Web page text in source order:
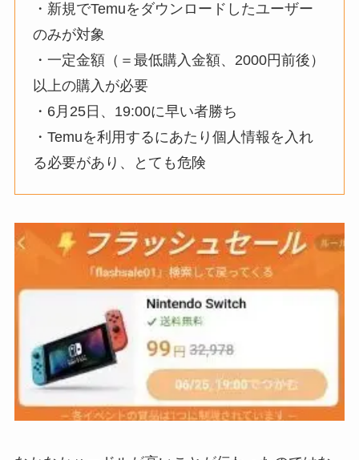
・新規でTemuをダウンロードしたユーザー
のみが対象
・一定金額（＝最低購入金額、2000円前後）
以上の購入が必要
・6月25日、19:00に早い者勝ち
・Temuを利用するにあたり個人情報を入れ
る必要があり、とても危険